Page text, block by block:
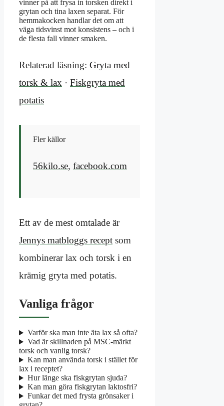
vinner på att frysa in torsken direkt i
grytan och tina laxen separat. För
hemmakocken handlar det om att
väga tidsvinst mot konsistens – och i
de flesta fall vinner smaken.
Relaterad läsning: Gryta med
torsk & lax · Fiskgryta med
potatis
Fler källor
56kilo.se, facebook.com
Ett av de mest omtalade är
Jennys matbloggs recept som
kombinerar lax och torsk i en
krämig gryta med potatis.
Vanliga frågor
Varför ska man inte äta lax så ofta?
Vad är skillnaden på MSC-märkt
torsk och vanlig torsk?
Kan man använda torsk i stället för
lax i receptet?
Hur länge ska fiskgrytan sjuda?
Kan man göra fiskgrytan laktosfri?
Funkar det med frysta grönsaker i